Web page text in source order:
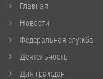
Главная
Новости
Федеральная служба
Деятельность
Для граждан